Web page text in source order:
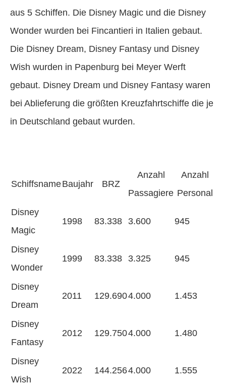
aus 5 Schiffen. Die Disney Magic und die Disney
Wonder wurden bei Fincantieri in Italien gebaut.
Die Disney Dream, Disney Fantasy und Disney
Wish wurden in Papenburg bei Meyer Werft
gebaut. Disney Dream und Disney Fantasy waren
bei Ablieferung die größten Kreuzfahrtschiffe die je
in Deutschland gebaut wurden.
SchiffsnameBaujahr BRZ
Anzahl
Passagiere
Anzahl
Personal
Disney
Magic
1998 83.338 3.600 945
Disney
Wonder
1999 83.338 3.325 945
Disney
Dream
2011 129.6904.000 1.453
Disney
Fantasy
2012 129.7504.000 1.480
Disney
Wish
2022 144.2564.000 1.555